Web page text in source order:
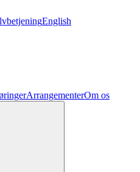
English
ArrangementerOm os